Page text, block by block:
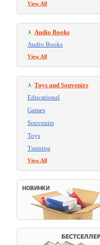
View All
Audio Books
Audio Books
View All
Toys and Souvenirs
Educational
Games
Souvenirs
Toys
Training
View All